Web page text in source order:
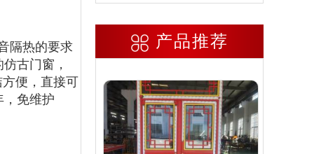
隔热的要求
古门窗，
便，直接可
，免维护
产品推荐